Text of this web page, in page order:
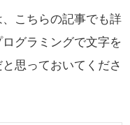
こちらの記事でも詳
ログラミングで文字を
思っておいてくださ